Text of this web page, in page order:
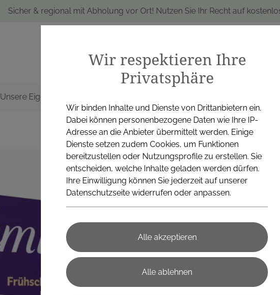
Sicher & regional mit Abholung vor Ort! Nutzen Sie Ihr Recht auf
Unsere Eigenprodukte
PROCTER & GAMBLE GMBH
Femibion® 1
Mit Folsäure, Metafolin®,
Spurenelementen
€ 53,95
€ 0,96
Wir respektieren Ihre
Privatsphäre
Wir binden Inhalte und Dienste von Drittanbietern ein.
Dabei können personenbezogene Daten wie Ihre IP-
Adresse an die Anbieter übermittelt werden. Einige
Dienste setzen zudem Cookies, um Funktionen
bereitzustellen oder Nutzungsprofile zu erstellen. Sie
entscheiden, welche Inhalte geladen werden dürfen.
Ihre Einwilligung können Sie jederzeit auf unserer
Datenschutzseite widerrufen oder anpassen.